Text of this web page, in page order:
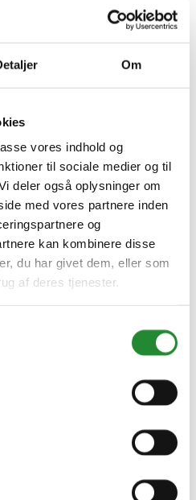
Om
vores indhold og
til sociale medier og til
deler også oplysninger om
med vores partnere inden
og
kan kombinere disse
du har givet dem, eller som
af deres tjenester.
komplet